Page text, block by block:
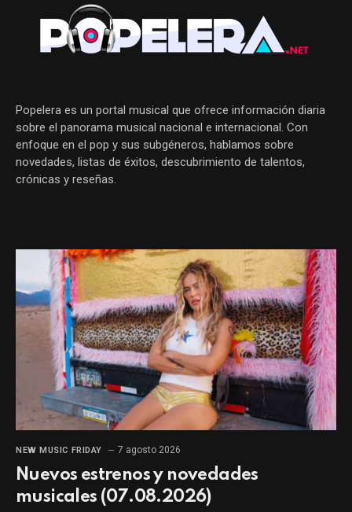
Popelera es un portal musical que ofrece información diaria
sobre el panorama musical nacional e internacional. Con
enfoque en el pop y sus subgéneros, hablamos sobre
novedades, listas de éxitos, descubrimiento de talentos,
crónicas y reseñas.
NEW MUSIC FRIDAY 7 agosto 2026
Nuevos estrenos y novedades
musicales (07.08.2026)